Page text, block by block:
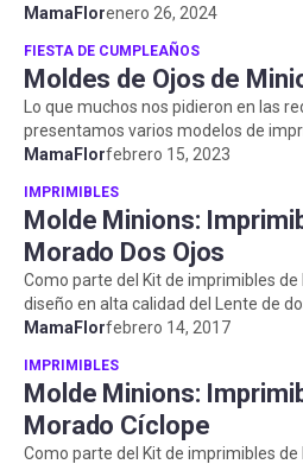
ocurrencias. ...
MamaFlorenero 26, 2024
FIESTA DE CUMPLEAÑOS
Moldes de Ojos de
Lo que muchos nos pidieron en las
presentamos varios modelos de
Alta Resolución . ...
MamaFlorfebrero 15, 2023
IMPRIMIBLES
Molde Minions:
Morado Dos Ojos
Como parte del Kit de imprimibles de
diseño en alta calidad del Lente de
Morados . Rec...
MamaFlorfebrero 14, 2017
IMPRIMIBLES
Molde Minions:
Morado Cíclope
Como parte del Kit de imprimibles de